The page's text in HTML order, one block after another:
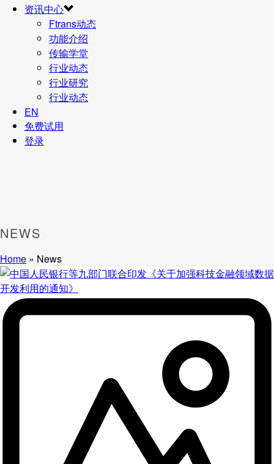
资讯中心
Ftrans动态
功能介绍
传输学堂
行业动态
行业研究
行业动态
EN
免费试用
登录
NEWS
Home » News